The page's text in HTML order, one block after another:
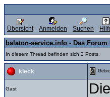
Übersicht Anmelden Suchen
balaton-service.info - Das Forum
In diesem Thread befinden sich 2 Posts.
kleck
Gast